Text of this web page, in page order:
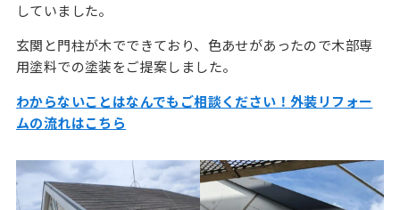
していました。
玄関と門柱が木でできており、色あせがあったので木部専
用塗料での塗装をご提案しました。
わからないことはなんでもご相談ください！外装リフォー
ムの流れはこちら